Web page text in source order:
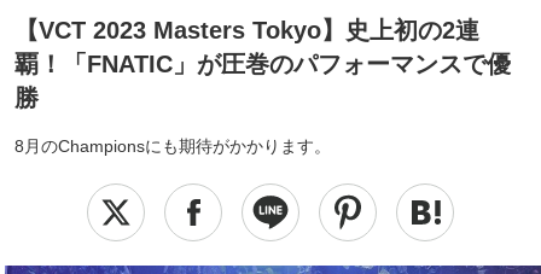
【VCT 2023 Masters Tokyo】史上初の2連
覇！「FNATIC」が圧巻のパフォーマンスで優
勝
8月のChampionsにも期待がかかります。